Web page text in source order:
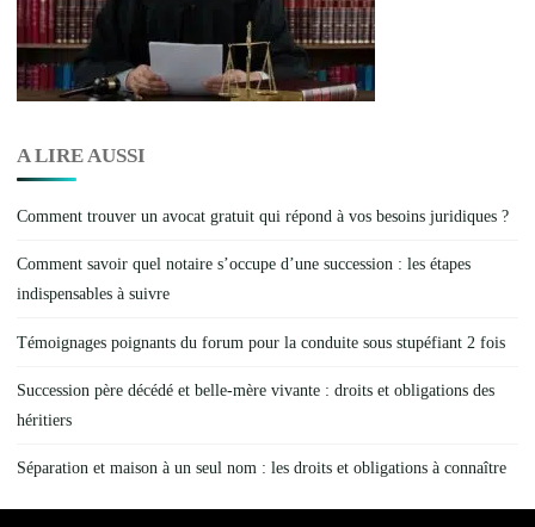
A LIRE AUSSI
Comment trouver un avocat gratuit qui répond à vos besoins juridiques ?
Comment savoir quel notaire s’occupe d’une succession : les étapes
indispensables à suivre
Témoignages poignants du forum pour la conduite sous stupéfiant 2 fois
Succession père décédé et belle-mère vivante : droits et obligations des
héritiers
Séparation et maison à un seul nom : les droits et obligations à connaître